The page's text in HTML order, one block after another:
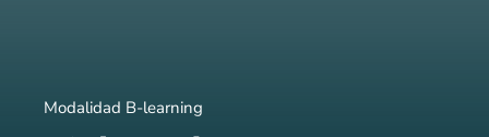
Modalidad B-learning